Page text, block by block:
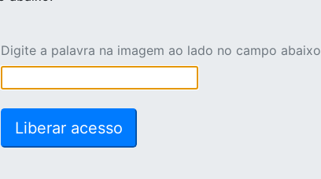
Digite a palavra na imagem ao lado no campo abaixo